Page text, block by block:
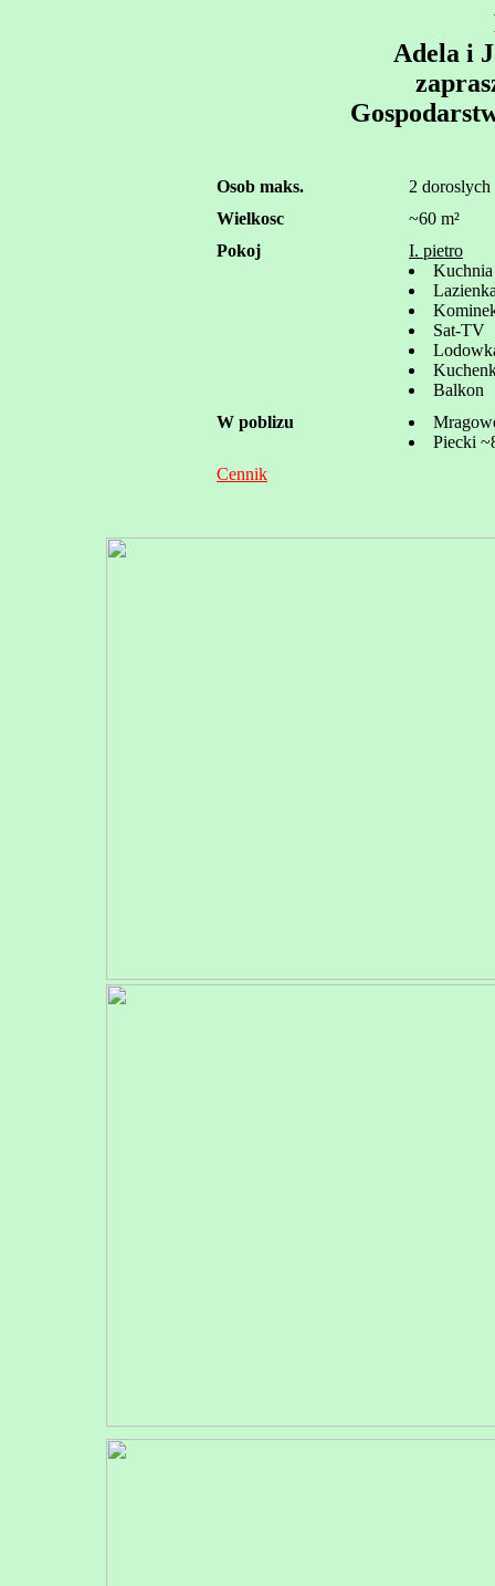
Adela i
Osob maks.
2
Wielkosc
~60 m²
Pokoj
I. pietro
Kuchnia
Sat-TV
Balkon
W poblizu
Piecki
Cennik